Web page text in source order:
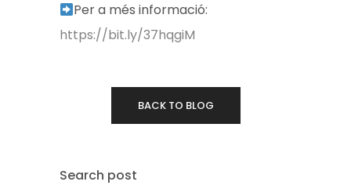
Per a més informació:
https://bit.ly/37hqgiM
BACK TO BLOG
Search post